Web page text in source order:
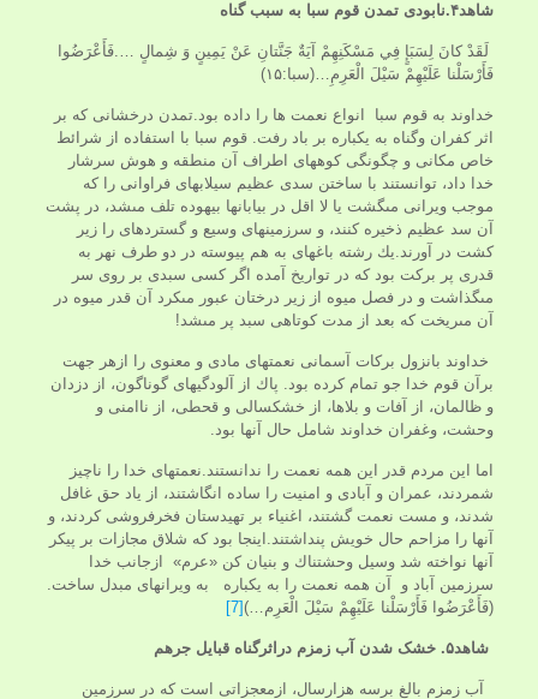
شاهد۴.نابودی تمدن قوم سبا به سبب گناه
لَقَدْ كانَ لِسَبَإٍ فِي مَسْكَنِهِمْ آيَةٌ جَنَّتانِ عَنْ يَمِينٍ وَ شِمالٍ ….فَأَعْرَضُوا
فَأَرْسَلْنا عَلَيْهِمْ سَيْلَ الْعَرِمِ…(سبا:۱۵)
خداوند به قوم سبا انواع نعمت ها را داده بود.تمدن درخشانى كه بر
اثر كفران وگناه به یکباره بر باد رفت. قوم سبا با استفاده از شرائط
خاص مكانى و چگونگى كوه‏هاى اطراف آن منطقه و هوش سرشار
خدا داد، توانستند با ساختن سدی عظيم سيلابهاى فراوانى را كه
موجب ويرانى مى‏گشت يا لا اقل در بيابانها بيهوده تلف مى‏شد، در پشت
آن سد عظيم ذخيره كنند، و سرزمينهاى وسيع و گسترده‏اى را زير
كشت در آورند.يك رشته باغهاى به هم پيوسته در دو طرف نهر به
قدرى پر بركت بود كه در تواريخ آمده اگر كسى سبدى بر روى سر
مى‏گذاشت و در فصل ميوه از زير درختان عبور مى‏كرد آن قدر ميوه در
آن مى‏ريخت كه بعد از مدت كوتاهى سبد پر مى‏شد!
خداوند بانزول برکات آسمانی نعمتهاى مادى و معنوى را ازهر جهت
برآن قوم خدا جو تمام کرده بود. پاك از آلودگيهاى گوناگون، از دزدان
و ظالمان، از آفات و بلاها، از خشكسالى و قحطى، از ناامنى و
وحشت، وغفران خداوند شامل حال آنها بود.
اما اين مردم قدر اين همه نعمت را ندانستند.نعمتهاى خدا را ناچيز
شمردند، عمران و آبادى و امنيت را ساده انگاشتند، از ياد حق غافل
شدند، و مست نعمت گشتند، اغنياء بر تهيدستان فخرفروشى كردند، و
آنها را مزاحم حال خويش پنداشتند.اينجا بود كه شلاق مجازات بر پيكر
آنها نواخته شد وسيل وحشتناك و بنيان كن «عرم» ازجانب خدا
سرزمين آباد و آن همه نعمت را به یکباره به ويرانه‏اى مبدل ساخت.
(فَأَعْرَضُوا فَأَرْسَلْنا عَلَيْهِمْ سَيْلَ الْعَرِم…)[7]
شاهد۵. خشک شدن آب زمزم دراثرگناه قبایل جرهم
آب زمزم بالغ برسه هزارسال، ازمعجزاتی است که در سرزمین